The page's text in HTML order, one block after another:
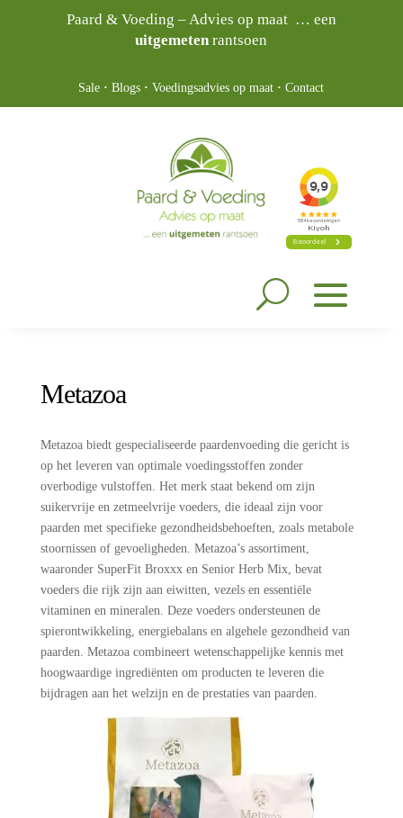
Paard & Voeding – Advies op maat … een
uitgemetenrantsoen
Sale ·Blogs ·Voedingsadvies op maat ·Contact
Metazoa
Metazoa biedt gespecialiseerde paardenvoeding die gericht is
op het leveren van optimale voedingsstoffen zonder
overbodige vulstoffen. Het merk staat bekend om zijn
suikervrije en zetmeelvrije voeders, die ideaal zijn voor
paarden met specifieke gezondheidsbehoeften, zoals metabole
stoornissen of gevoeligheden. Metazoa’s assortiment,
waaronder SuperFit Broxxx en Senior Herb Mix, bevat
voeders die rijk zijn aan eiwitten, vezels en essentiële
vitaminen en mineralen. Deze voeders ondersteunen de
spierontwikkeling, energiebalans en algehele gezondheid van
paarden. Metazoa combineert wetenschappelijke kennis met
hoogwaardige ingrediënten om producten te leveren die
bijdragen aan het welzijn en de prestaties van paarden.